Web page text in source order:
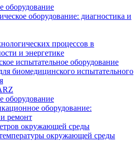
оборудование
оборудование: диагностика и
процессов в
и энергетике
испытательное оборудование
биомедицинского испытательного
оборудование
оборудование:
ремонт
окружающей среды
окружающей среды